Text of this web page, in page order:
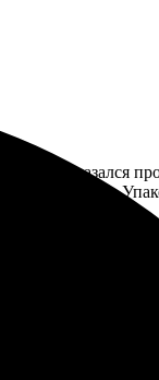
оказался
уровне.